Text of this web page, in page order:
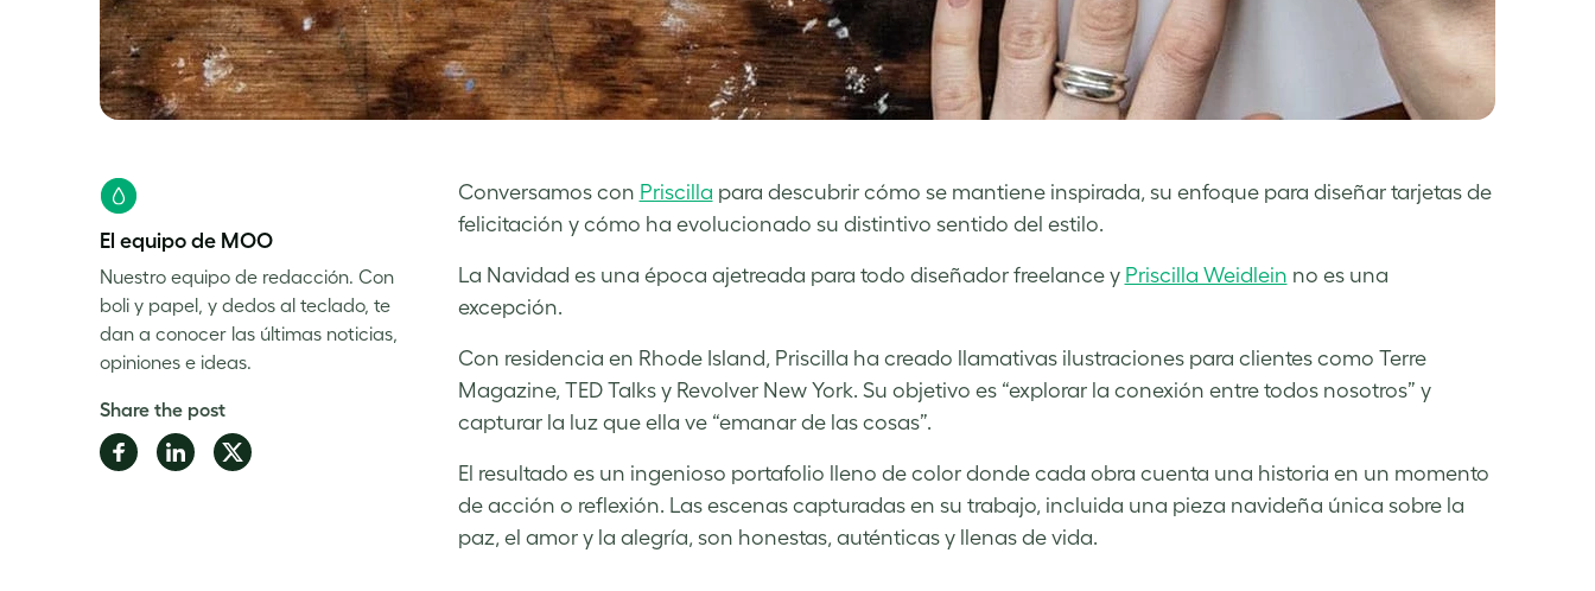
Conversamos con Priscilla para descubrir cómo se mantiene inspirada, su enfoque para diseñar tarjetas de
felicitación y cómo ha evolucionado su distintivo sentido del estilo.
La Navidad es una época ajetreada para todo diseñador freelance y Priscilla Weidlein no es una
excepción.
Con residencia en Rhode Island, Priscilla ha creado llamativas ilustraciones para clientes como Terre
Magazine, TED Talks y Revolver New York. Su objetivo es “explorar la conexión entre todos nosotros” y
capturar la luz que ella ve “emanar de las cosas”.
El resultado es un ingenioso portafolio lleno de color donde cada obra cuenta una historia en un momento
de acción o reflexión. Las escenas capturadas en su trabajo, incluida una pieza navideña única sobre la
paz, el amor y la alegría, son honestas, auténticas y llenas de vida.
El equipo de MOO
Nuestro equipo de redacción. Con
boli y papel, y dedos al teclado, te
dan a conocer las últimas noticias,
opiniones e ideas.
Share the post
Share Share Share